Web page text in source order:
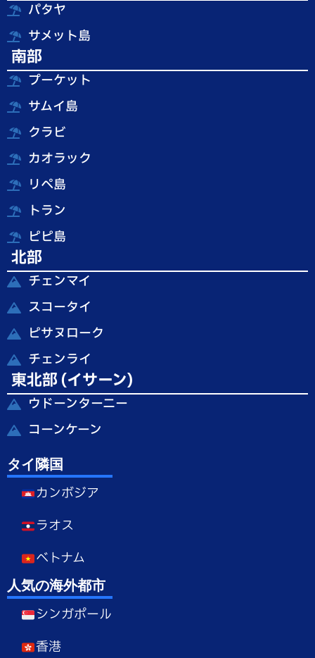
パタヤ
サメット島
南部
プーケット
サムイ島
クラビ
カオラック
リペ島
トラン
ピピ島
北部
チェンマイ
スコータイ
ピサヌローク
チェンライ
東北部 (イサーン)
ウドーンターニー
コーンケーン
タイ隣国
カンボジア
ラオス
ベトナム
人気の海外都市
シンガポール
香港